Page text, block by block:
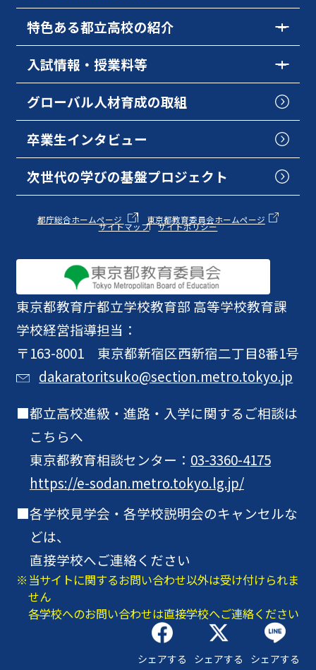
東京都教育庁都立学校教育部 高等学校教育課
学校経営指導担当：
〒163-8001 東京都新宿区西新宿二丁目8番1号
dakaratoritsuko@section.metro.tokyo.jp
都立高校進級・進路・入学に関するご相談は
こちらへ
東京都教育相談センター： 03-3360-4175
https://e-sodan.metro.tokyo.lg.jp/
各学校見学会・各学校説明会のキャンセルな
どは、
直接学校へご連絡ください
当サイトに関するお問い合わせ以外は受け付けられま
せん
各学校へのお問い合わせは直接学校へご連絡ください
シェアする シェアする シェアする
特色ある都立高校の紹介
入試情報・授業料等
グローバル人材育成の取組
卒業生インタビュー
次世代の学びの基盤プロジェクト
都庁総合ホームページ 東京都教育委員会ホームページ
サイトマップ サイトポリシー